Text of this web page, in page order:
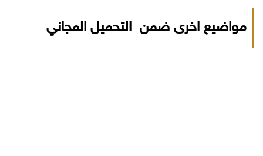
مواضيع اخرى ضمن التحميل المجاني